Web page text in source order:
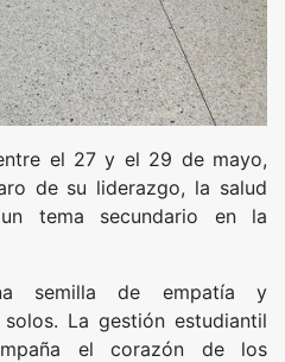
el 27 y el 29 de mayo,
de su liderazgo, la salud
tema secundario en la
semilla de empatía y
La gestión estudiantil
el corazón de los